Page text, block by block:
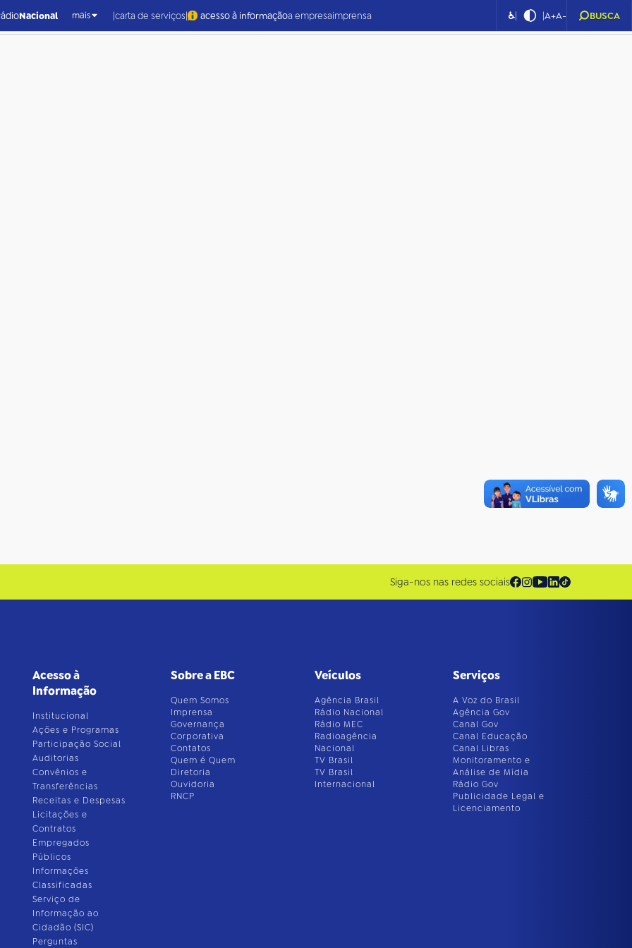
Nacional mais |carta de serviços| acesso à informaçãoa empresaimprensa ♿| |A+A- BUSCA
Siga-nos nas redes sociais
Acesso à
Informação
Institucional
Ações e Programas
Participação Social
Auditorias
Convênios e
Transferências
Receitas e Despesas
Licitações e
Contratos
Empregados
Públicos
Informações
Classificadas
Serviço de
Informação ao
Cidadão (SIC)
Perguntas
Sobre a EBC
Quem Somos
Imprensa
Governança
Corporativa
Contatos
Quem é Quem
Diretoria
Ouvidoria
RNCP
Veículos
Agência Brasil
Rádio Nacional
Rádio MEC
Radioagência
Nacional
TV Brasil
TV Brasil
Internacional
Serviços
A Voz do Brasil
Agência Gov
Canal Gov
Canal Educação
Canal Libras
Monitoramento e
Análise de Mídia
Rádio Gov
Publicidade Legal e
Licenciamento